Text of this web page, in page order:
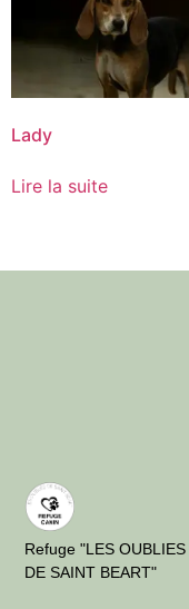
Lady
Lire la suite
Refuge "LES OUBLIES
DE SAINT BEART"